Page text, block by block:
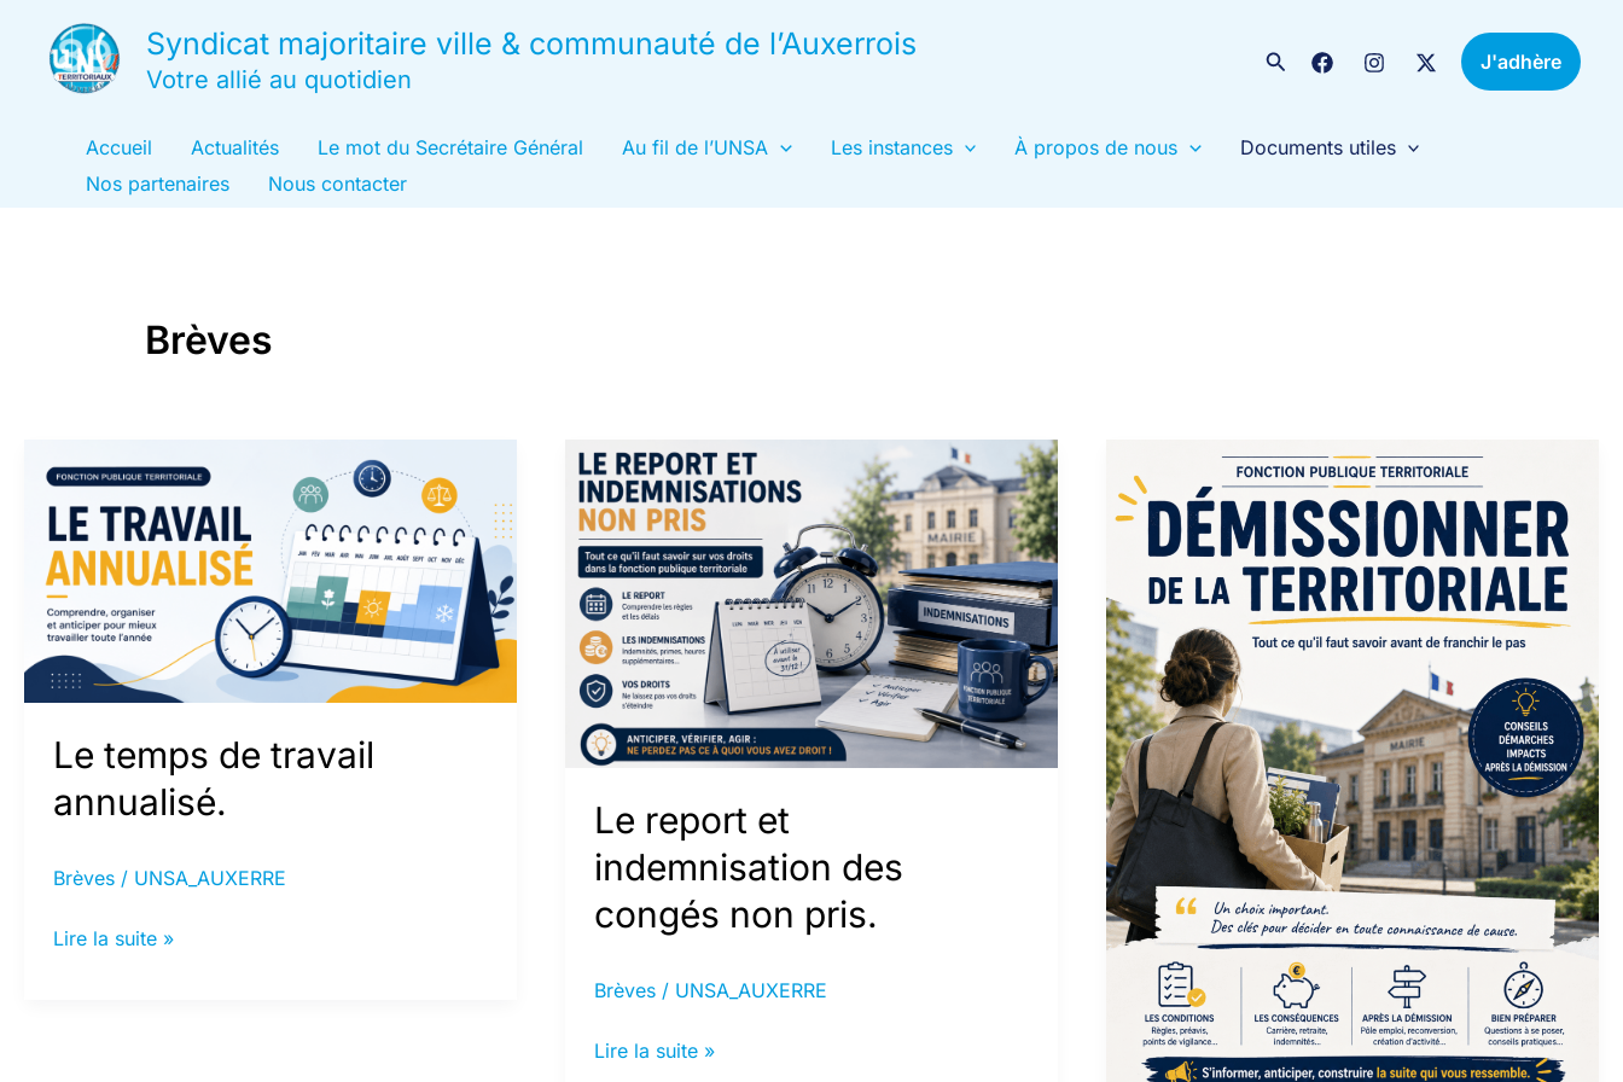
contenu
Syndicat majoritaire ville & communauté de l’Auxerrois
Votre allié au quotidien
Rechercher J'adhère
Accueil Actualités Le mot du Secrétaire Général Au fil de l’UNSA Les instances À propos de nous
Documents utiles
Nos partenaires
Nous contacter
Brèves
Le temps de travail
annualisé.
Brèves / UNSA_AUXERRE
Le
Lire la suite »
Le report et
indemnisation des
congés non pris.
Brèves/ UNSA_AUXERRE
Le
Lire la suite »